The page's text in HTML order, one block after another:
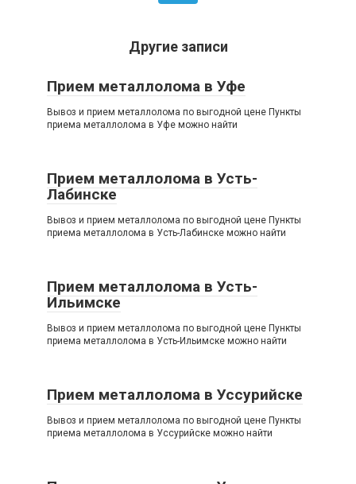
Другие записи
Прием металлолома в Уфе
Вывоз и прием металлолома по выгодной цене Пункты
приема металлолома в Уфе можно найти
Прием металлолома в Усть-
Лабинске
Вывоз и прием металлолома по выгодной цене Пункты
приема металлолома в Усть-Лабинске можно найти
Прием металлолома в Усть-
Ильимске
Вывоз и прием металлолома по выгодной цене Пункты
приема металлолома в Усть-Ильимске можно найти
Прием металлолома в Уссурийске
Вывоз и прием металлолома по выгодной цене Пункты
приема металлолома в Уссурийске можно найти